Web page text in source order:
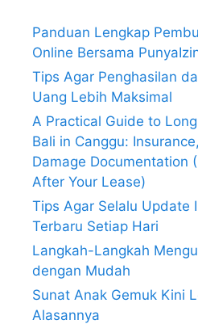
Panduan Lengkap
Online Bersama
Tips Agar Penghasilan
Uang Lebih Maksimal
A Practical Guide to
Bali in Canggu:
Damage Documentation
After Your Lease)
Tips Agar Selalu Update
Terbaru Setiap Hari
Langkah-Langkah
dengan Mudah
Sunat Anak Gemuk Kini
Alasannya